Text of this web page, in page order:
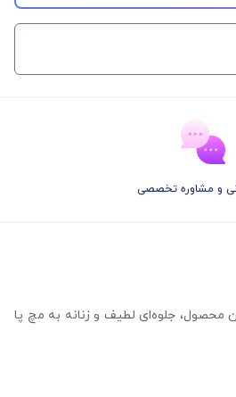
و مشاوره تخصصی
محصول، جلوه‌ای لطیف و زنانه به مچ پا